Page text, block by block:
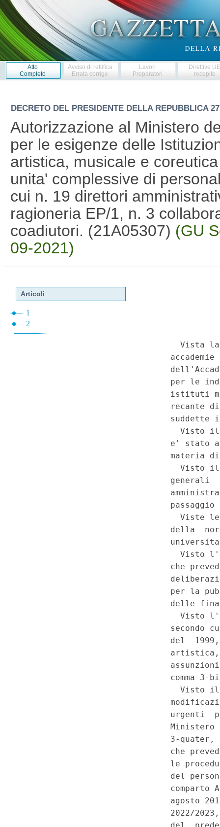
Atto
Completo
Avviso di rettifica
Errata corrige
Lavori
Preparatori
Direttive
recepite
DECRETO DEL PRESIDENTE DELLA REPUBBLICA
Autorizzazione al Ministero
per le esigenze delle
artistica, musicale e
unita' complessive di
cui n. 19 direttori
ragioneria EP/1, n. 3
coadiutori. (21A05307) (GU
09-2021)